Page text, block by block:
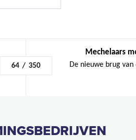
64 / 350
Mechelaars
De nieuwe brug